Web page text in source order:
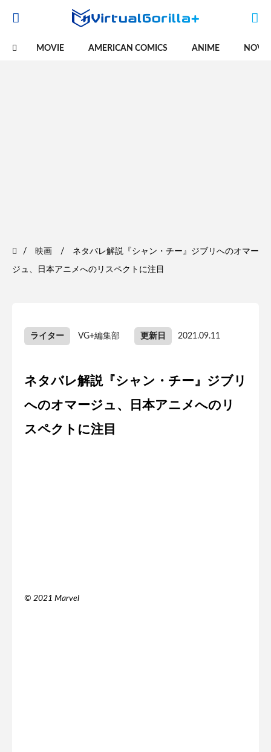
MOVIE AMERICAN COMICS ANIME
映画 ネタバレ解説『シャン・チー』ジブリへのオマー
ジュ、日本アニメへのリスペクトに注目
ライター VG+編集部 更新日 2021.09.11
ネタバレ解説『シャン・チー』ジブリ
へのオマージュ、日本アニメへのリ
スペクトに注目
© 2021 Marvel